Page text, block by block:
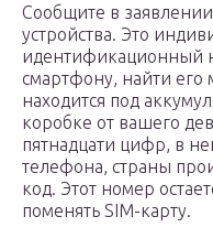
Сообщите в
устройства. Это
идентификационный
смартфону, найти его
находится под
коробке от вашего
пятнадцати цифр, в
телефона, страны
код. Этот номер
поменять SIM-карту.